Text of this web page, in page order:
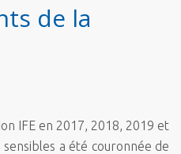
de la
IFE en 2017, 2018, 2019 et
a été couronnée de